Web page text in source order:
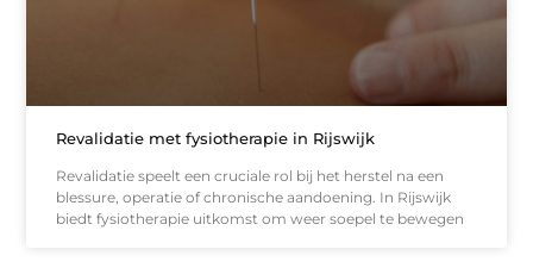
Revalidatie met fysiotherapie in Rijswijk
Revalidatie speelt een cruciale rol bij het herstel na een
blessure, operatie of chronische aandoening. In Rijswijk
biedt fysiotherapie uitkomst om weer soepel te bewegen